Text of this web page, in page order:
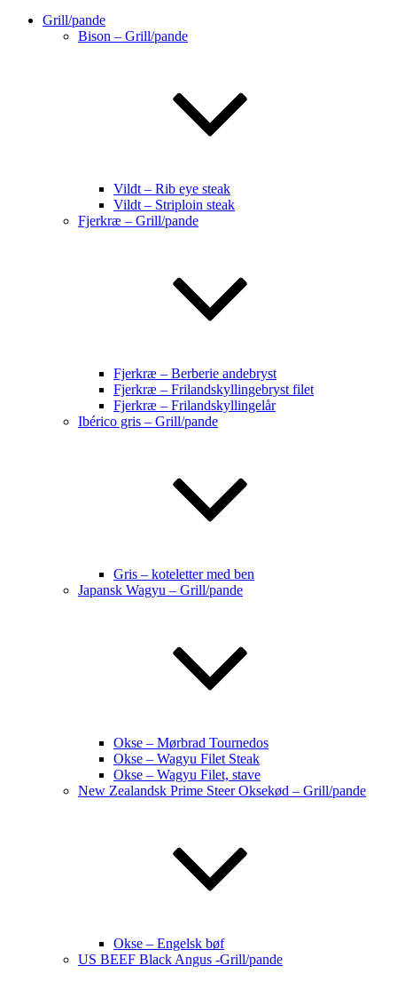
Grill/pande
Bison – Grill/pande
Vildt – Rib eye steak
Vildt – Striploin steak
Fjerkræ – Grill/pande
Fjerkræ – Berberie andebryst
Fjerkræ – Frilandskyllingebryst filet
Fjerkræ – Frilandskyllingelår
Ibérico gris – Grill/pande
Gris – koteletter med ben
Japansk Wagyu – Grill/pande
Okse – Mørbrad Tournedos
Okse – Wagyu Filet Steak
Okse – Wagyu Filet, stave
New Zealandsk Prime Steer Oksekød – Grill/pande
Okse – Engelsk bøf
US BEEF Black Angus -Grill/pande